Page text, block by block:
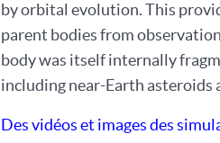
by orbital evolution. This
parent bodies from
body was itself internally
including near-Earth asteroids
Des vidéos et images des